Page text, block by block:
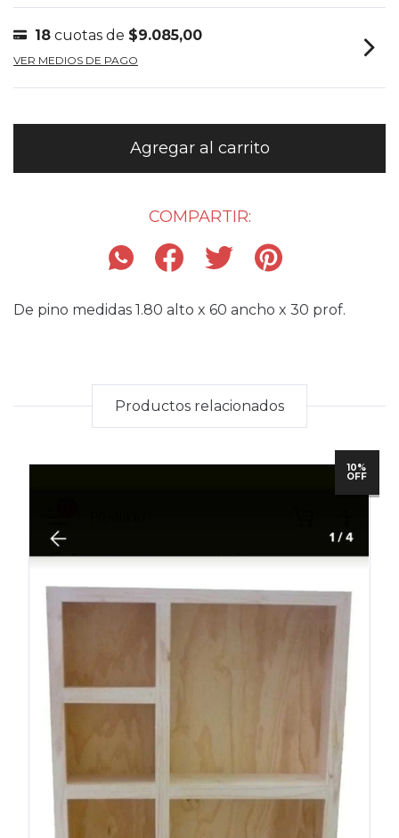
18 cuotas de $9.085,00
VER MEDIOS DE PAGO
COMPARTIR:
De pino medidas 1.80 alto x 60 ancho x 30 prof.
Productos relacionados
10%
OFF